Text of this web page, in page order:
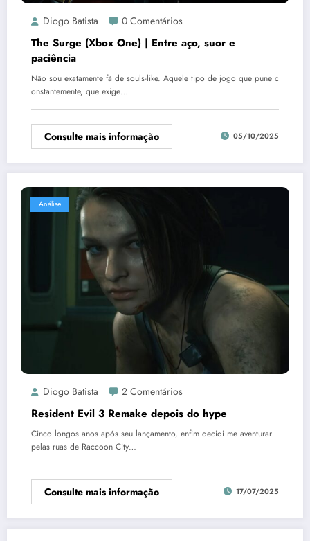
Diogo Batista 0 Comentários
The Surge (Xbox One) | Entre aço, suor e
paciência
Não sou exatamente fã de souls-like. Aquele tipo de jogo que pune c
onstantemente, que exige…
Consulte mais informação 05/10/2025
Análise
Diogo Batista 2 Comentários
Resident Evil 3 Remake depois do hype
Cinco longos anos após seu lançamento, enfim decidi me aventurar
pelas ruas de Raccoon City…
Consulte mais informação 17/07/2025